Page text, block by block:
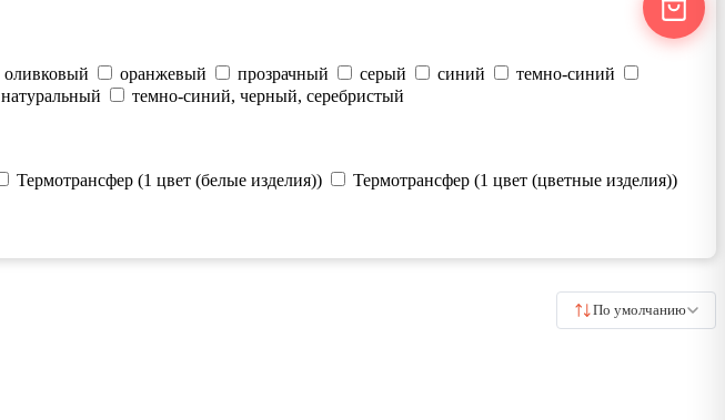
оливковый оранжевый прозрачный серый синий
темно-синий
натуральный
темно-синий, черный, серебристый
Термотрансфер (1 цвет (белые изделия))
Термотрансфер (1 цвет (цветные изделия))
По умолчанию